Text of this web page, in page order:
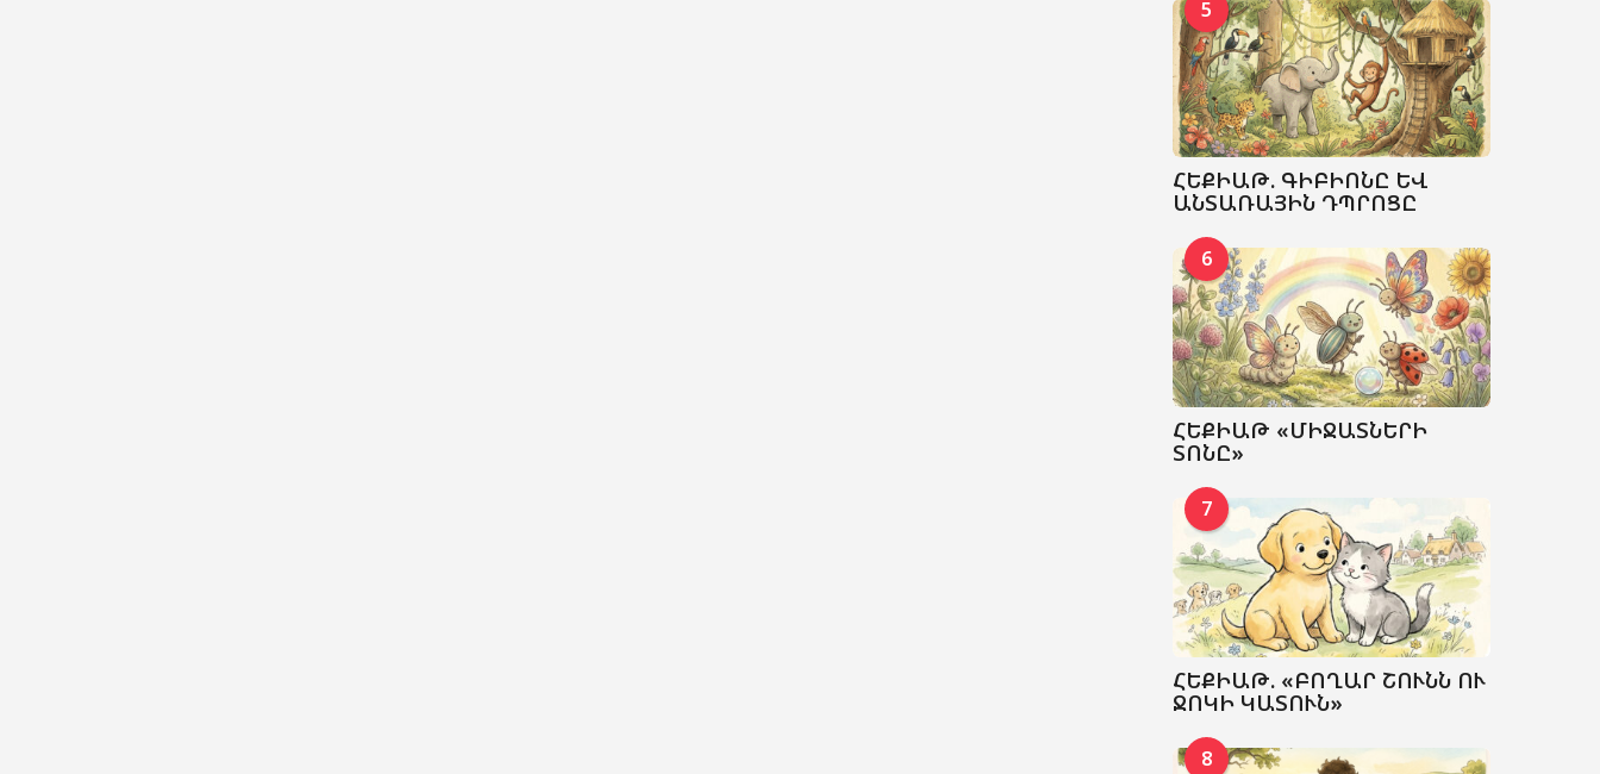
5
ՀԵՔԻԱԹ. ԳԻԲԻՈՆԸ ԵՎ
ԱՆՏԱՌԱՅԻՆ ԴՊՐՈՑԸ
6
ՀԵՔԻԱԹ «ՄԻՋԱՏՆԵՐԻ
ՏՈՆԸ»
7
ՀԵՔԻԱԹ. «ԲՈՂԱՐ ՇՈՒՆՆ ՈՒ
ՋՈԿԻ ԿԱՏՈՒՆ»
8